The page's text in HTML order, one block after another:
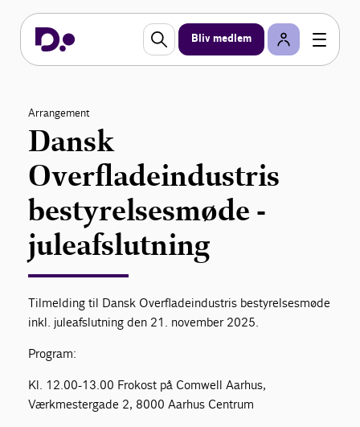
Bliv medlem
Arrangement
Dansk
Overfladeindustris
bestyrelsesmøde -
juleafslutning
Tilmelding til Dansk Overfladeindustris bestyrelsesmøde
inkl. juleafslutning den 21. november 2025.
Program:
Kl. 12.00-13.00 Frokost på Comwell Aarhus,
Værkmestergade 2, 8000 Aarhus Centrum